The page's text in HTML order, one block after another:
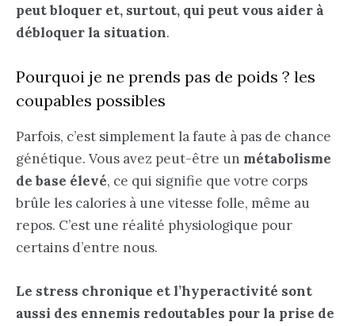
peut bloquer et, surtout, qui peut vous aider à
débloquer la situation.
Pourquoi je ne prends pas de poids ? les
coupables possibles
Parfois, c’est simplement la faute à pas de chance
génétique. Vous avez peut-être un métabolisme
de base élevé, ce qui signifie que votre corps
brûle les calories à une vitesse folle, même au
repos. C’est une réalité physiologique pour
certains d’entre nous.
Le stress chronique et l’hyperactivité sont
aussi des ennemis redoutables pour la prise de